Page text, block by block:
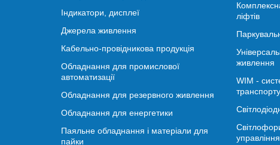
Індикатори, дисплеї
Джерела живлення
Кабельно-провідникова продукція
Обладнання для промислової
автоматизації
Обладнання для резервного живлення
Обладнання для енергетики
Паяльне обладнання і матеріали для
пайки
ліфтів
живлення
WIM -
транспорту